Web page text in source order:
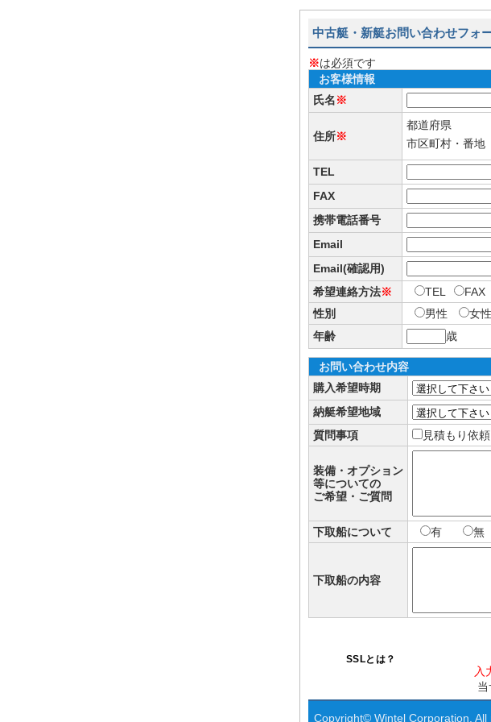
中古艇・新艇お問い合わせフォ
※は必須です
お客様情報
氏名※
住所※
都道府県
市区町村・番地
TEL
FAX
携帯電話番号
Email
Email(確認用)
希望連絡方法※ TEL FAX
性別
男性
女性
年齢
歳
お問い合わせ内容
購入希望時期
納艇希望地域
質問事項
見積もり依
装備・オプション
等についての
ご希望・ご質問
下取船について 有 無
下取船の内容
SSLとは？
入
Copyright© Wintel Corporation. All